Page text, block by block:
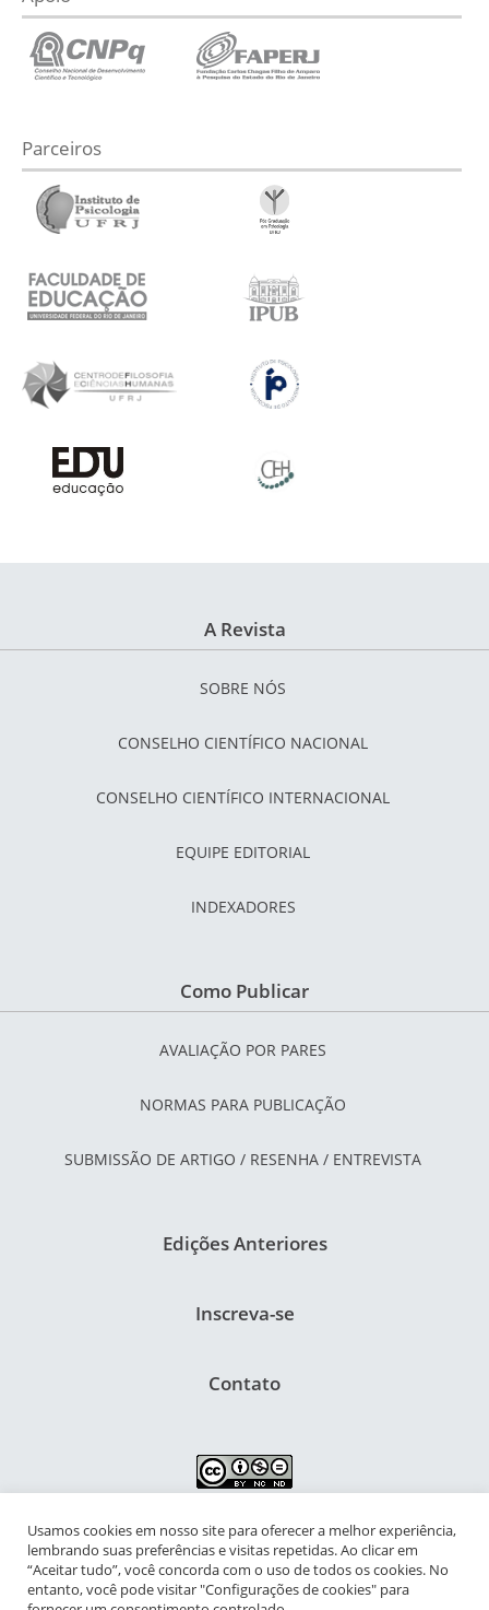
Parceiros
A Revista
SOBRE NÓS
CONSELHO CIENTÍFICO NACIONAL
CONSELHO CIENTÍFICO INTERNACIONAL
EQUIPE EDITORIAL
INDEXADORES
Como Publicar
AVALIAÇÃO POR PARES
NORMAS PARA PUBLICAÇÃO
SUBMISSÃO DE ARTIGO / RESENHA / ENTREVISTA
Edições Anteriores
Inscreva-se
Contato
NIPIAC – Núcleo Interdisciplinar de Pesquisa para a Infância e
Adolescência Contemporâneas
Universidade Federal do Rio de Janeiro - Campus da Praia Vermelha
Usamos cookies em nosso site para oferecer a melhor experiência,
lembrando suas preferências e visitas repetidas. Ao clicar em
“Aceitar tudo”, você concorda com o uso de todos os cookies. No
entanto, você pode visitar "Configurações de cookies" para